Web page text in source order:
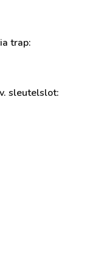
trap:
sleutelslot: